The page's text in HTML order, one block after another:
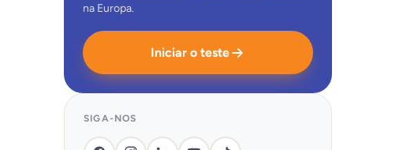
na Europa.
Iniciar o teste
SIGA-NOS